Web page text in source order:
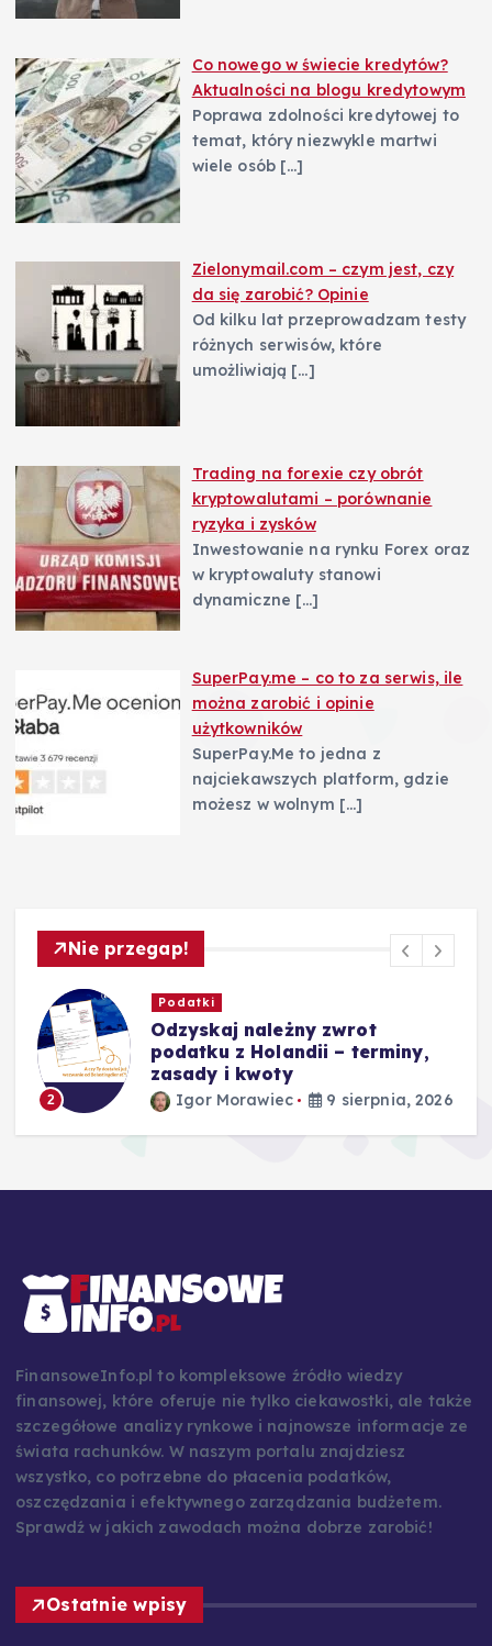
Co nowego w świecie kredytów?
Aktualności na blogu kredytowym
Poprawa zdolności kredytowej to
temat, który niezwykle martwi
wiele osób […]
Zielonymail.com – czym jest, czy
da się zarobić? Opinie
Od kilku lat przeprowadzam testy
różnych serwisów, które
umożliwiają […]
Trading na forexie czy obrót
kryptowalutami – porównanie
ryzyka i zysków
Inwestowanie na rynku Forex oraz
w kryptowaluty stanowi
dynamiczne […]
SuperPay.me – co to za serwis, ile
można zarobić i opinie
użytkowników
SuperPay.Me to jedna z
najciekawszych platform, gdzie
możesz w wolnym […]
Nie przegap!
3
Biznes
Maszt wózka widłowego a
efektywność magazynu –
najważniejsze informacje
Igor Morawiec 9 sierpnia, 2026
FinansoweInfo.pl to kompleksowe źródło wiedzy
finansowej, które oferuje nie tylko ciekawostki, ale także
szczegółowe analizy rynkowe i najnowsze informacje ze
świata rachunków. W naszym portalu znajdziesz
wszystko, co potrzebne do płacenia podatków,
oszczędzania i efektywnego zarządzania budżetem.
Sprawdź w jakich zawodach można dobrze zarobić!
Ostatnie wpisy